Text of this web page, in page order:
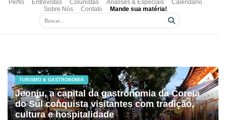
Perfis Entrevistas Colunistas Análises & Especiais
Calendário
Sobre Nós
Contato Mande sua matéria!
TURISMO & GASTRONOMIA
Jeonju, a capital da gastronomia da Coreia
do Sul conquista visitantes com tradição,
cultura e hospitalidade